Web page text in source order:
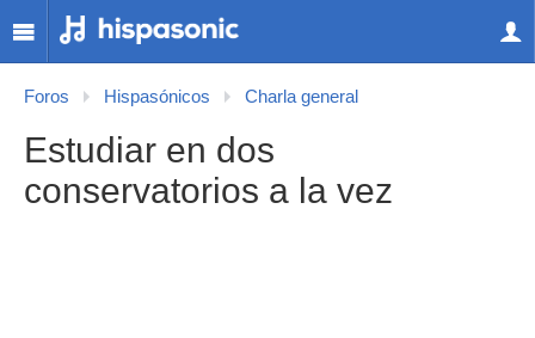
Foros Hispasónicos Charla general
Estudiar en dos
conservatorios a la vez